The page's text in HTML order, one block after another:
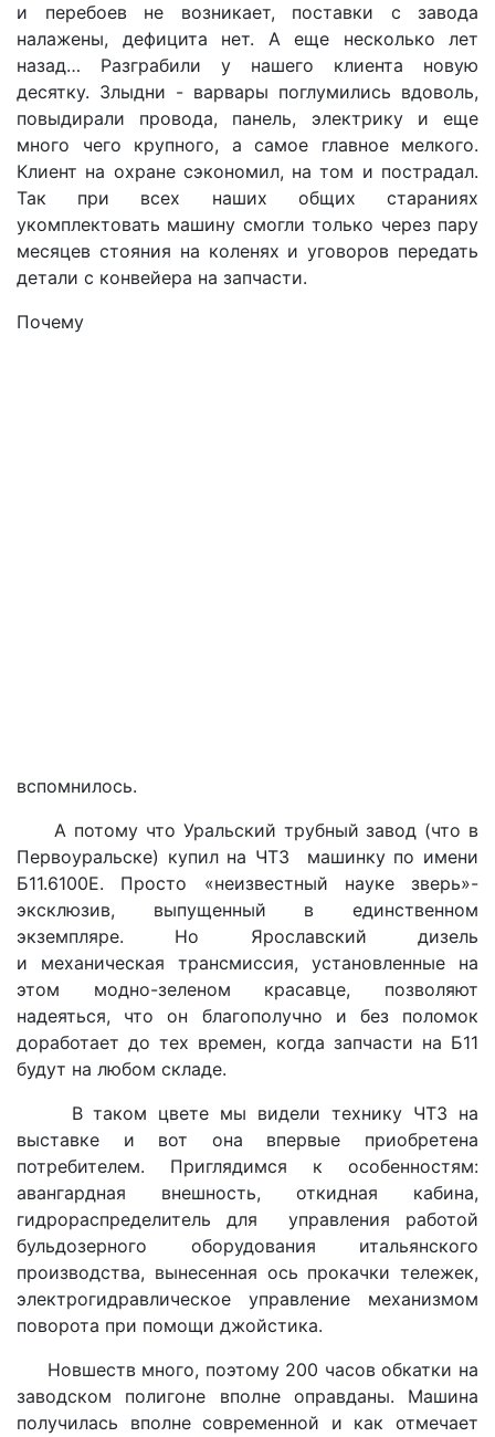
и перебоев не возникает, поставки с завода
налажены, дефицита нет. А еще несколько лет
назад… Разграбили у нашего клиента новую
десятку. Злыдни - варвары поглумились вдоволь,
повыдирали провода, панель, электрику и еще
много чего крупного, а самое главное мелкого.
Клиент на охране сэкономил, на том и пострадал.
Так при всех наших общих стараниях
укомплектовать машину смогли только через пару
месяцев стояния на коленях и уговоров передать
детали с конвейера на запчасти.
Почему
вспомнилось.
А потому что Уральский трубный завод (что в
Первоуральске) купил на ЧТЗ машинку по имени
Б11.6100Е. Просто «неизвестный науке зверь»-
эксклюзив, выпущенный в единственном
экземпляре. Но Ярославский дизель
и механическая трансмиссия, установленные на
этом модно-зеленом красавце, позволяют
надеяться, что он благополучно и без поломок
доработает до тех времен, когда запчасти на Б11
будут на любом складе.
В таком цвете мы видели технику ЧТЗ на
выставке и вот она впервые приобретена
потребителем. Приглядимся к особенностям:
авангардная внешность, откидная кабина,
гидрораспределитель для управления работой
бульдозерного оборудования итальянского
производства, вынесенная ось прокачки тележек,
электрогидравлическое управление механизмом
поворота при помощи джойстика.
Новшеств много, поэтому 200 часов обкатки на
заводском полигоне вполне оправданы. Машина
получилась вполне современной и как отмечает